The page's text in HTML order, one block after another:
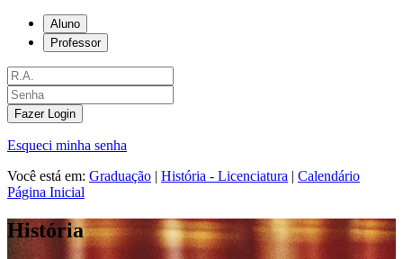
Aluno
Professor
Fazer Login
Esqueci minha senha
Você está em: Graduação | História - Licenciatura | Calendário
Página Inicial
História